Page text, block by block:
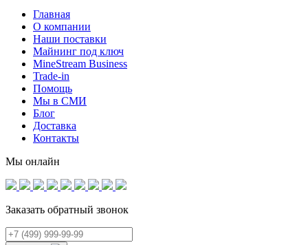
Главная
О компании
Наши поставки
Майнинг под ключ
MineStream Business
Trade-in
Помощь
Мы в СМИ
Блог
Доставка
Контакты
Мы онлайн
Заказать обратный звонок